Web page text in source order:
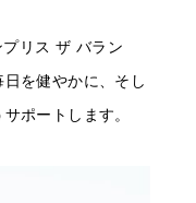
プリス ザ バラン
を健やかに、そし
ポートします。